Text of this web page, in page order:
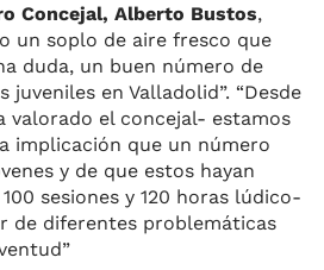
Concejal, Alberto Bustos,
un soplo de aire fresco que
duda, un buen número de
juveniles en Valladolid”. “Desde
valorado el concejal- estamos
implicación que un número
y de que estos hayan
sesiones y 120 horas lúdico-
de diferentes problemáticas